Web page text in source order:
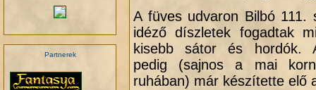
Partnerek
A füves udvaron Bilbó 111.
idéző díszletek fogadtak
kisebb sátor és hordók.
pedig (sajnos a mai
ruhában) már készítette elő